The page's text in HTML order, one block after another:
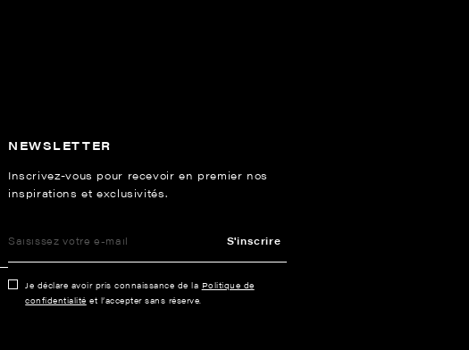
NEWSLETTER
Inscrivez-vous pour recevoir en premier nos
inspirations et exclusivités.
S'inscrire
Je déclare avoir pris connaissance de la Politique de
confidentialité et l’accepter sans réserve.